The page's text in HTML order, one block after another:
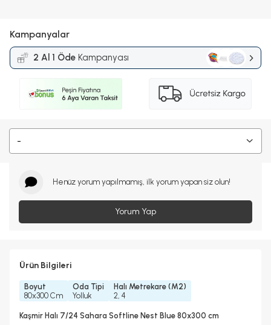
Kampanyalar
2 Al 1 Öde Kampanyası
-
Henüz yorum yapılmamış, ilk yorum yapan siz olun!
Yorum Yap
Ürün Bilgileri
Boyut
80x300 Cm
Oda Tipi
Yolluk
Halı Metrekare (M2)
2, 4
Kaşmir Halı 7/24 Sahara Softline Nest Blue 80x300 cm